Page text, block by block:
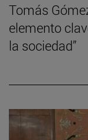
Tomás
elemento
la sociedad”